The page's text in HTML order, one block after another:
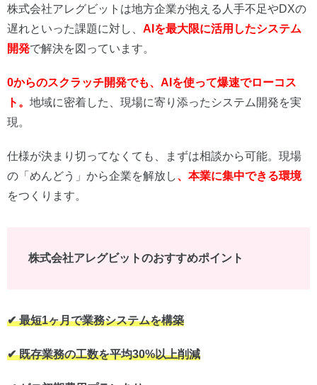
株式会社アレグビットは地方企業が抱える人手不足やDXの
遅れといった課題に対し、 AIを最大限に活用したシステム
開発で解決を図っています。
0からのスクラッチ開発でも、AIを使って爆速でローコス
ト。 地域に密着した、現場に寄り添ったシステム開発を実
現。
仕様が決まり切ってなくても、まずは相談から可能。現場
の「めんどう」から企業を解放し、本業に集中できる環境
をつくります。
株式会社アレグビットのおすすめポイント
✔︎ 最短1ヶ月で業務システムを構築
✔︎ 既存業務の工数を平均30%以上削減